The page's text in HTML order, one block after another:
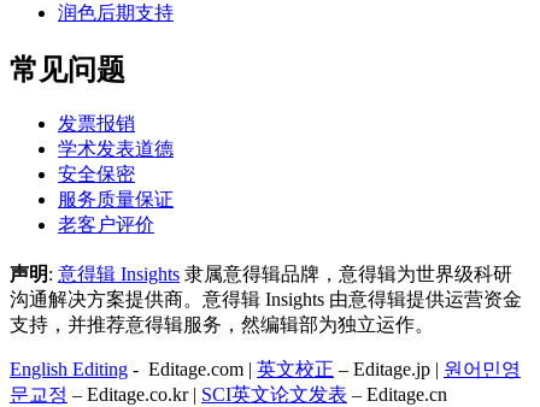
润色后期支持
常见问题
发票报销
学术发表道德
安全保密
服务质量保证
老客户评价
声明: 意得辑 Insights 隶属意得辑品牌，意得辑为世界级科研
沟通解决方案提供商。意得辑 Insights 由意得辑提供运营资金
支持，并推荐意得辑服务，然编辑部为独立运作。
English Editing - Editage.com | 英文校正 – Editage.jp | 원어민영
문교정 – Editage.co.kr | SCI英文论文发表 – Editage.cn